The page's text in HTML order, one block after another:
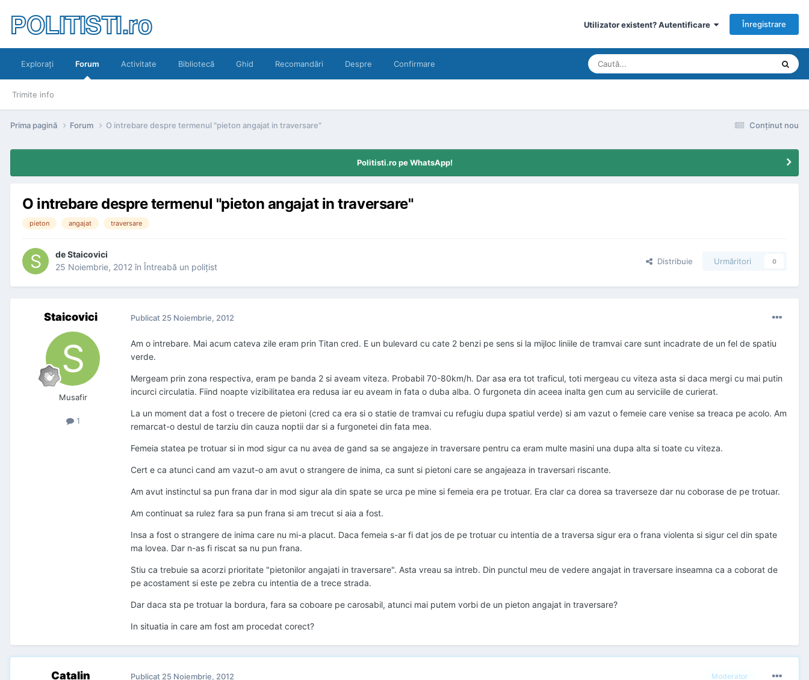
POLITISTI.ro Utilizator existent? Autentificare Înregistrare
Exploraţi Forum
Trimite info
Activitate Bibliotecă Ghid Recomandări Despre Confirmare
Conţinut nou
Prima pagină Forum O intrebare despre termenul "pieton angajat in traversare"
Politisti.ro pe WhatsApp!
O intrebare despre termenul "pieton angajat in traversare"
pieton angajat traversare
deStaicovici
25 Noiembrie, 2012în Întreabă un poliţist
Distribuie Urmăritori 0
Staicovici
Musafir
1
Publicat 25 Noiembrie, 2012
Am o intrebare. Mai acum cateva zile eram prin Titan cred. E un bulevard cu cate 2 benzi pe sens si la mijloc liniile de tramvai care sunt incadrate de un fel de spatiu
verde.
Mergeam prin zona respectiva, eram pe banda 2 si aveam viteza. Probabil 70-80km/h. Dar asa era tot traficul, toti mergeau cu viteza asta si daca mergi cu mai putin
incurci circulatia. Fiind noapte vizibilitatea era redusa iar eu aveam in fata o duba alba. O furgoneta din aceea inalta gen cum au serviciile de curierat.
La un moment dat a fost o trecere de pietoni (cred ca era si o statie de tramvai cu refugiu dupa spatiul verde) si am vazut o femeie care venise sa treaca pe acolo. Am
remarcat-o destul de tarziu din cauza noptii dar si a furgonetei din fata mea.
Femeia statea pe trotuar si in mod sigur ca nu avea de gand sa se angajeze in traversare pentru ca eram multe masini una dupa alta si toate cu viteza.
Cert e ca atunci cand am vazut-o am avut o strangere de inima, ca sunt si pietoni care se angajeaza in traversari riscante.
Am avut instinctul sa pun frana dar in mod sigur ala din spate se urca pe mine si femeia era pe trotuar. Era clar ca dorea sa traverseze dar nu coborase de pe trotuar.
Am continuat sa rulez fara sa pun frana si am trecut si aia a fost.
Insa a fost o strangere de inima care nu mi-a placut. Daca femeia s-ar fi dat jos de pe trotuar cu intentia de a traversa sigur era o frana violenta si sigur cel din spate
ma lovea. Dar n-as fi riscat sa nu pun frana.
Stiu ca trebuie sa acorzi prioritate "pietonilor angajati in traversare". Asta vreau sa intreb. Din punctul meu de vedere angajat in traversare inseamna ca a coborat de
pe acostament si este pe zebra cu intentia de a trece strada.
Dar daca sta pe trotuar la bordura, fara sa coboare pe carosabil, atunci mai putem vorbi de un pieton angajat in traversare?
In situatia in care am fost am procedat corect?
Catalin Moderator
Publicat 25 Noiembrie, 2012